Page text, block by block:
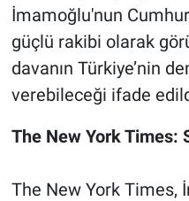
İmamoğlu'nun
güçlü rakibi olarak
davanın Türkiye’nin
verebileceği ifade
The New York Times:
The New York Times,